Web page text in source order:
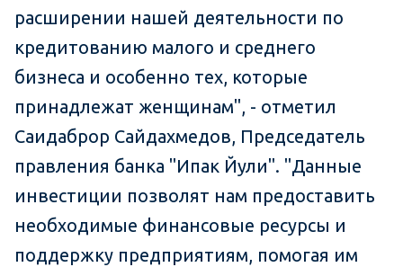
расширении нашей деятельности по
кредитованию малого и среднего
бизнеса и особенно тех, которые
принадлежат женщинам", - отметил
Саидаброр Сайдахмедов, Председатель
правления банка "Ипак Йули". "Данные
инвестиции позволят нам предоставить
необходимые финансовые ресурсы и
поддержку предприятиям, помогая им